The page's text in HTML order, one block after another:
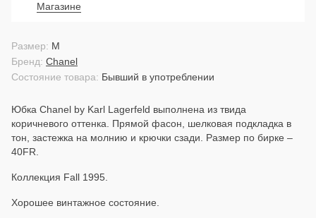
Магазине
Состояние товара: Бывший в употреблении
Бренд: Chanel
Размер: M
Юбка Chanel by Karl Lagerfeld выполнена из твида
коричневого оттенка. Прямой фасон, шелковая подкладка в
тон, застежка на молнию и крючки сзади. Размер по бирке –
40FR.
Коллекция Fall 1995.
Хорошее винтажное состояние.